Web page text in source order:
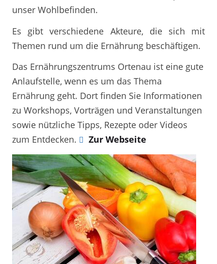
unser Wohlbefinden.
Es gibt verschiedene Akteure, die sich mit
Themen rund um die Ernährung beschäftigen.
Das Ernährungszentrums Ortenau ist eine gute
Anlaufstelle, wenn es um das Thema
Ernährung geht. Dort finden Sie Informationen
zu Workshops, Vorträgen und Veranstaltungen
sowie nützliche Tipps, Rezepte oder Videos
zum Entdecken.
Zur Webseite